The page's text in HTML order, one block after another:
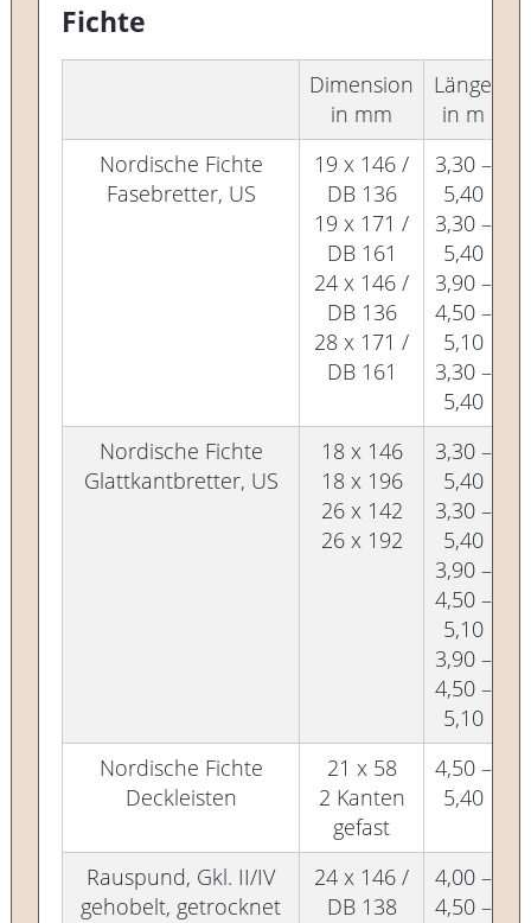
Fichte
Dimension
in mm
Länge
in m
Nordische Fichte
Fasebretter, US
19 x 146 /
DB 136
19 x 171 /
DB 161
24 x 146 /
DB 136
28 x 171 /
DB 161
3,30 –
5,40
3,30 –
5,40
3,90 –
4,50 –
5,10
3,30 –
5,40
Nordische Fichte
Glattkantbretter, US
18 x 146
18 x 196
26 x 142
26 x 192
3,30 –
5,40
3,30 –
5,40
3,90 –
4,50 –
5,10
3,90 –
4,50 –
5,10
Nordische Fichte
Deckleisten
21 x 58
2 Kanten
gefast
4,50 –
5,40
Rauspund, Gkl. II/IV
gehobelt, getrocknet
24 x 146 /
DB 138
4,00 –
4,50 –